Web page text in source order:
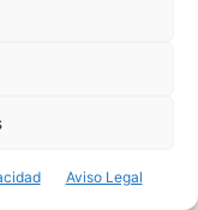
Aviso Legal